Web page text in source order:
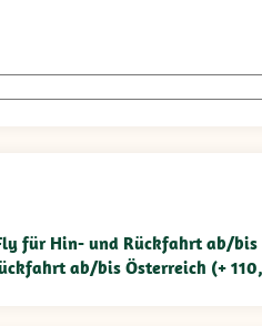
für Hin- und Rückfahrt ab/bis
ab/bis Österreich (+